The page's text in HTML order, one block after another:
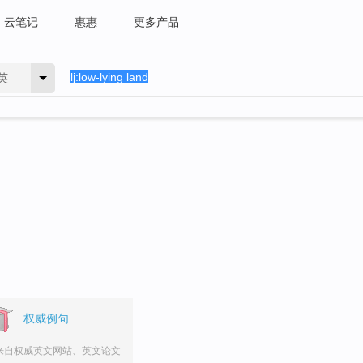
云笔记 惠惠 更多产品
权威例句
自权威英文网站、英文论文